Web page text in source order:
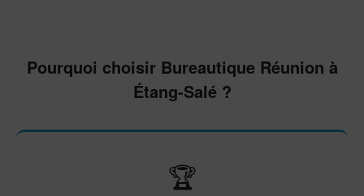
Pourquoi choisir Bureautique Réunion à
Étang-Salé ?
🏆